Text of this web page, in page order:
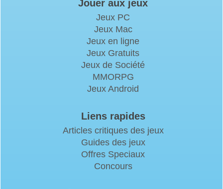
Jouer aux jeux
Jeux PC
Jeux Mac
Jeux en ligne
Jeux Gratuits
Jeux de Société
MMORPG
Jeux Android
Liens rapides
Articles critiques des jeux
Guides des jeux
Offres Speciaux
Concours